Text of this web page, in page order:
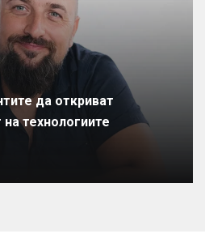
да откриват
технологиите